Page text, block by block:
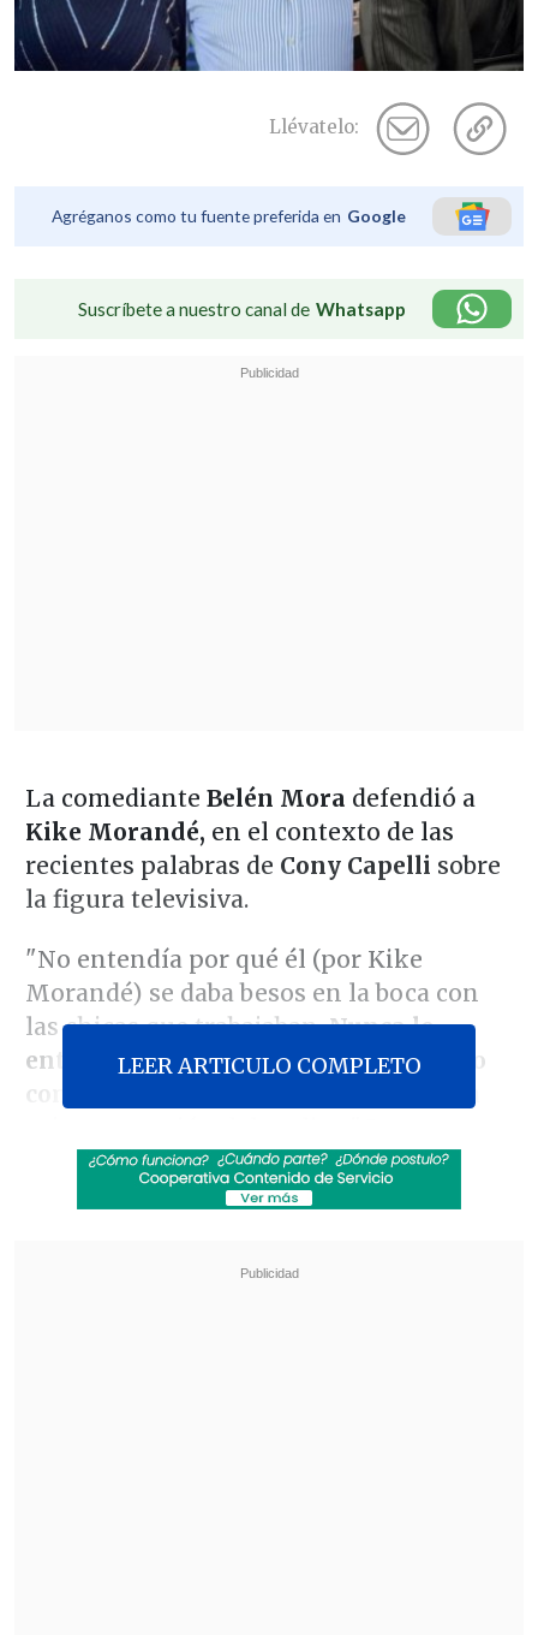
Llévatelo:
Agréganos como tu fuente preferida en Google
Suscríbete a nuestro canal de Whatsapp
La comediante Belén Mora defendió a
Kike Morandé, en el contexto de las
recientes palabras de Cony Capelli sobre
la figura televisiva.
"No entendía por qué él (por Kike
Morandé) se daba besos en la boca con
las chicas que trabajaban.Nunca lo
entendí. Ahora que soy más grande, lo
comprendo"
Hermano" sobre su trabajo pasado en "El
Muro", cuando era tan solo una
LEER ARTICULO COMPLETO